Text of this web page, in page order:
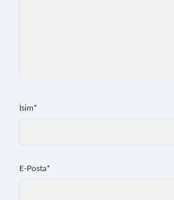
İsim*
E-Posta*